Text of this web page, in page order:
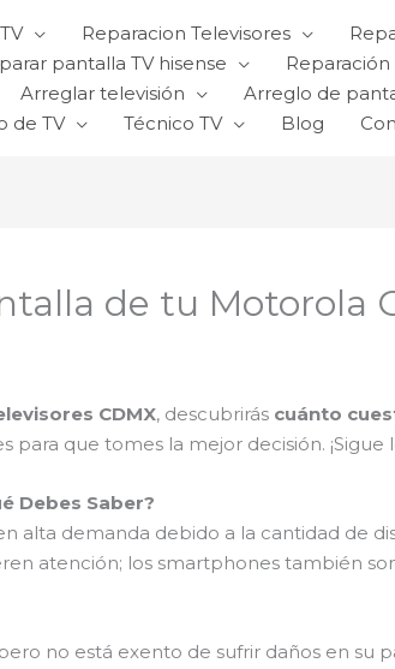
Reparacion Televisores
pantalla TV hisense Reparación
Arreglar televisión Arreglo de
de TV Técnico TV Blog
de tu Motorola
CDMX, descubrirás cuánto
para que tomes la mejor decisión.
Debes Saber?
alta demanda debido a la cantidad de
atención; los smartphones también
no está exento de sufrir daños en su